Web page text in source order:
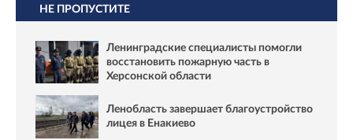
НЕ ПРОПУСТИТЕ
Ленинградские специалисты помогли
восстановить пожарную часть в
Херсонской области
Ленобласть завершает благоустройство
лицея в Енакиево